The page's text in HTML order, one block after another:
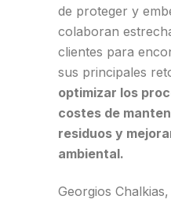
de proteger y
colaboran
clientes para
sus principales
optimizar los
costes de
residuos y
ambiental.
Georgios